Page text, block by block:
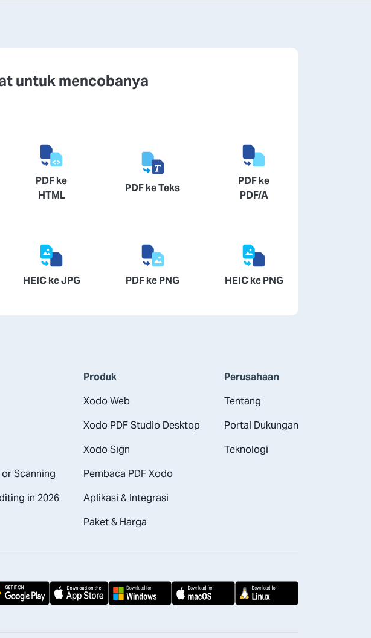
untuk mencobanya
PDF ke
HTML
PDF ke Teks
PDF ke
PDF/A
HEIC ke JPG PDF ke PNG HEIC ke PNG
Scanning
in 2026
Produk
Xodo Web
Xodo PDF Studio Desktop
Xodo Sign
Pembaca PDF Xodo
Aplikasi & Integrasi
Paket & Harga
Perusahaan
Tentang
Portal Dukungan
Teknologi